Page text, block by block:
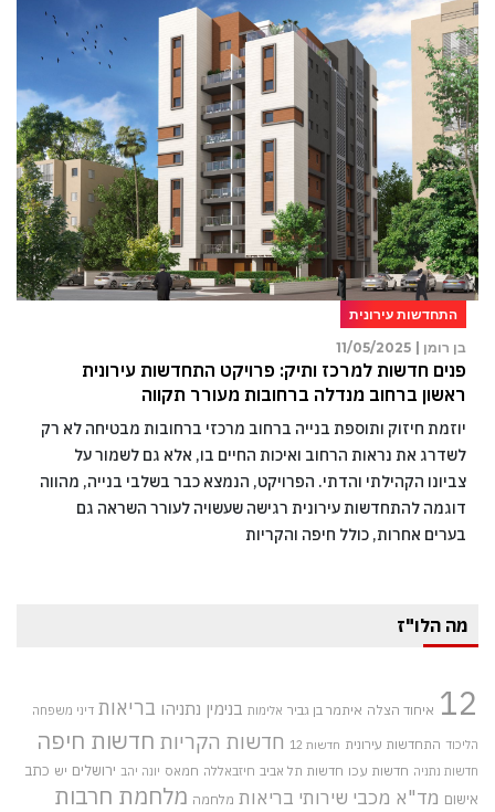
התחדשות עירונית
בן רומן |
11/05/2025
פנים חדשות למרכז ותיק: פרויקט התחדשות עירונית
ראשון ברחוב מנדלה ברחובות מעורר תקווה
יוזמת חיזוק ותוספת בנייה ברחוב מרכזי ברחובות מבטיחה לא רק
לשדרג את נראות הרחוב ואיכות החיים בו, אלא גם לשמור על
צביונו הקהילתי והדתי. הפרויקט, הנמצא כבר בשלבי בנייה, מהווה
דוגמה להתחדשות עירונית רגישה שעשויה לעורר השראה גם
בערים אחרות, כולל חיפה והקריות
מה הלו"ז
12 איחוד הצלה איתמר בן גביר אלימות בנימין נתניהו בריאות דיני משפחה
הליכוד התחדשות עירונית חדשות 12 חדשות הקריות חדשות חיפה
חדשות נתניה חדשות עכו חדשות תל אביב חיזבאללה חמאס יונה יהב ירושלים יש כתב
אישום מד"א מכבי שירותי בריאות מלחמה מלחמת חרבות